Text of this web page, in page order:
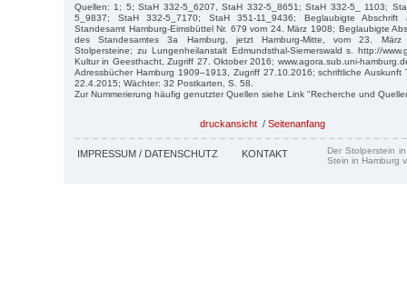
Quellen: 1; 5; StaH 332-5_6207, StaH 332-5_8651; StaH 332-5_ 1103;
5_9837; StaH 332-5_7170; StaH 351-11_9436; Beglaubigte Abschrift
Standesamt Hamburg-Eimsbüttel Nr. 679 vom 24. März 1908; Beglaubigte
des Standesamtes 3a Hamburg, jetzt Hamburg-Mitte, vom 23. März
Stolpersteine; zu Lungenheilanstalt Edmundsthal-Siemerswald s. http://
Kultur in Geesthacht, Zugriff 27. Oktober 2016; www.agora.sub.uni-
Adressbücher Hamburg 1909–1913, Zugriff 27.10.2016; schriftliche Auskunft
22.4.2015; Wächter: 32 Postkarten, S. 58.
Zur Nummerierung häufig genutzter Quellen siehe Link "Recherche und
druckansicht / Seitenanfang
IMPRESSUM / DATENSCHUTZ KONTAKT
Der Stolperstein
Stein in Hamburg